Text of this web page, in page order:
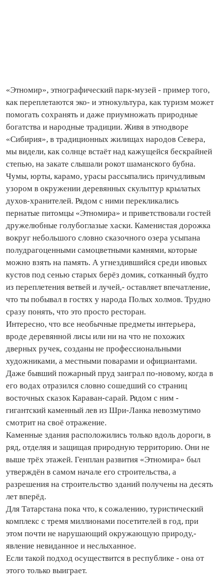
«Этномир», этнографический парк‑музей - пример того,
как переплетаются эко‑ и этнокультура, как туризм может
помогать сохранять и даже приумножать природные
богатства и народные традиции. Живя в этнодворе
«Сибирия», в традиционных жилищах народов Севера,
мы видели, как солнце встаёт над кажущейся бескрайней
степью, на закате слышали рокот шаманского бубна.
Чумы, юрты, карамо, урасы рассыпались причудливым
узором в окружении деревянных скульп­тур крылатых
духов‑хранителей. Рядом с ними перекликались
пернатые питомцы «Этномира» и приветствовали гостей
дружелюбные голубоглазые хаски. Каменистая дорожка
вокруг небольшого словно сказочного озера усыпана
полудрагоценными самоцветными камнями, которые
можно взять на память. А угнездившийся среди ивовых
кустов под сенью старых берёз домик, сотканный будто
из переплетения ветвей и лучей,- оставляет впечатление,
что ты побывал в гостях у народа Полых холмов. Трудно
сразу понять, что это просто ресторан.
Интересно, что все необычные предметы интерьера,
вроде деревянной лисы или ни на что не похожих
дверных ручек, со­зданы не профессио­нальными
художниками, а местными поварами и официантами.
Даже бывший пожарный пруд заиграл по‑новому, ко­гда в
его водах отра­зился словно сошедший со страниц
восточных сказок Караван‑сарай. Рядом с ним -
гигантский каменный лев из Шри‑Ланка невозмутимо
смотрит на своё отражение.
Каменные здания расположились только вдоль дороги, в
ряд, отделяя и защищая природную территорию. Они не
выше трёх этажей. Генплан развития «Этномира» был
утвер­ждён в самом начале его строи­тель­ства, а
разрешения на строи­тель­ство зданий получены на десять
лет вперёд.
Для Татарстана пока что, к сожалению, туристический
комплекс с тремя миллионами посетителей в год, при
этом по­чти не нарушающий окружающую природу,-
явление невиданное и неслыханное.
Если такой подход осуществится в респуб­лике - она от
этого только выиграет.